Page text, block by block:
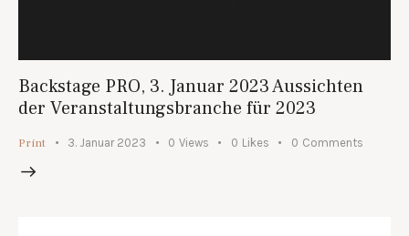
Backstage PRO, 3. Januar 2023 Aussichten
der Veranstaltungsbranche für 2023
Print 3. Januar 2023 0 Views 0 Likes 0 Comments